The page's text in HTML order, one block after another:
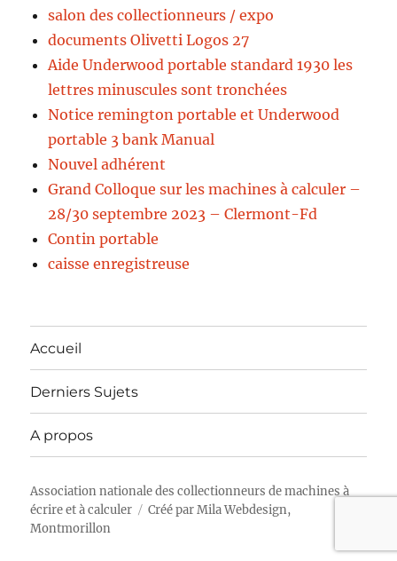
salon des collectionneurs / expo
documents Olivetti Logos 27
Aide Underwood portable standard 1930 les
lettres minuscules sont tronchées
Notice remington portable et Underwood
portable 3 bank Manual
Nouvel adhérent
Grand Colloque sur les machines à calculer –
28/30 septembre 2023 – Clermont-Fd
Contin portable
caisse enregistreuse
Accueil
Derniers Sujets
A propos
Association nationale des collectionneurs de machines à
écrire et à calculer
Créé parMila Webdesign,
Montmorillon